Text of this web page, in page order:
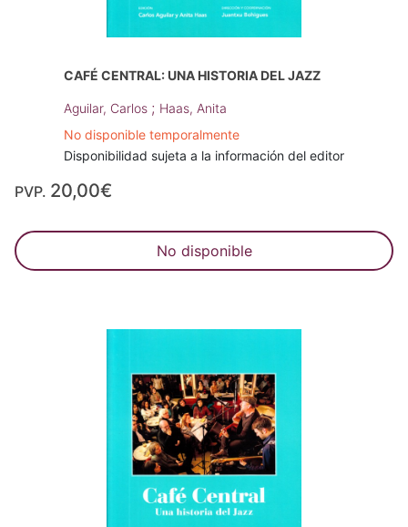
CAFÉ CENTRAL: UNA HISTORIA DEL JAZZ
Aguilar, Carlos ; Haas, Anita
No disponible temporalmente
Disponibilidad sujeta a la información del editor
PVP. 20,00€
No disponible